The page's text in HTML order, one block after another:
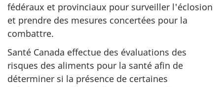
fédéraux et provinciaux pour surveiller l'éclosion
et prendre des mesures concertées pour la
combattre.
Santé Canada effectue des évaluations des
risques des aliments pour la santé afin de
déterminer si la présence de certaines